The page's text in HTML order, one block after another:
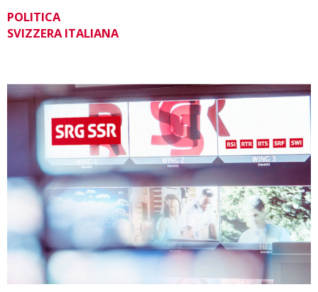
POLITICA
SVIZZERA ITALIANA